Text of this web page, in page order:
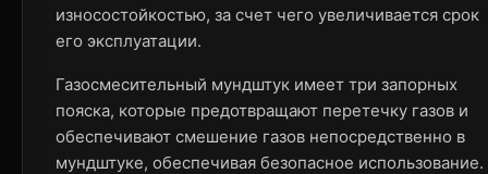
износостойкостью, за счет чего увеличивается срок
его эксплуатации.
Газосмесительный мундштук имеет три запорных
пояска, которые предотвращают перетечку газов и
обеспечивают смешение газов непосредственно в
мундштуке, обеспечивая безопасное использование.